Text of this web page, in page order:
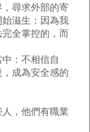
尋求外部的寄
滋生：因為我
全掌控的，而
：不相信自
成為安全感的
，他們有職業